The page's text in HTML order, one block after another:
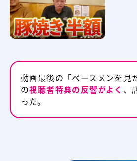
動画最後の「ベースメンを見
の視聴者特典の反響がよく 、
った。